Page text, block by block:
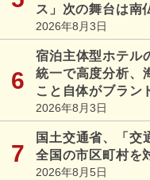
ス」次の舞台は南
2026年8月3日
宿泊主体型ホテ
統一で高度分析、
こと自体がブラン
2026年8月3日
国土交通省、「交
全国の市区町村を
2026年8月5日